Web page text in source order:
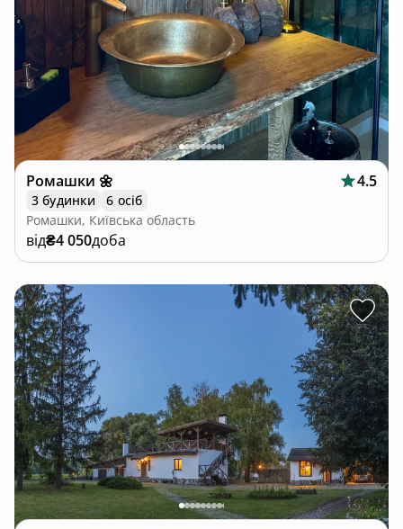
Ромашки 🌼 4.5
3 будинки
6 осіб
Ромашки, Київська область
від₴4 050доба